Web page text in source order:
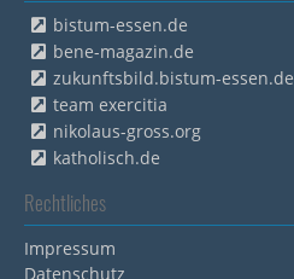
bistum-essen.de
bene-magazin.de
zukunftsbild.bistum-essen.de
team exercitia
nikolaus-gross.org
katholisch.de
Rechtliches
Impressum
Datenschutz